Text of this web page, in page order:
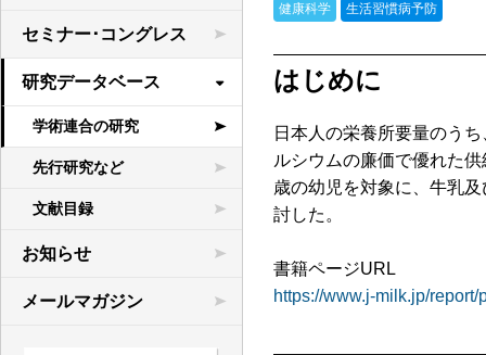
領域横断共同研究
セミナー･コングレス
研究データベース
学術連合の研究
先行研究など
文献目録
お知らせ
メールマガジン
健康科学 生活習慣病予防
はじめに
日本人の栄養所要量のう
ルシウムの廉価で優れた
歳の幼児を対象に、牛乳
討した。
書籍ページURL
https://www.j-milk.jp/